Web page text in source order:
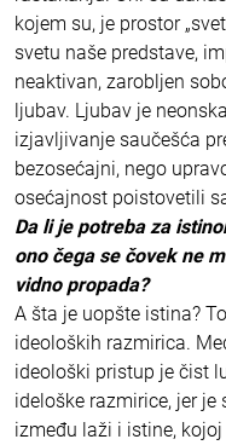
kojem su, je prostor
svetu naše predstave,
neaktivan, zarobljen
ljubav. Ljubav je
izjavljivanje saučešća
bezosećajni, nego
osećajnost poistovetili
Da li je potreba za
ono čega se čovek ne
vidno propada?
A šta je uopšte istina?
ideoloških razmirica.
ideološki pristup je čist
ideloške razmirice, jer
između laži i istine,